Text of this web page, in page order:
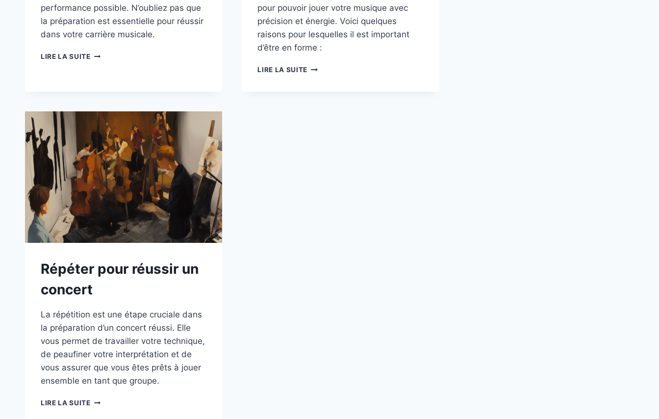
performance possible. N’oubliez pas que
la préparation est essentielle pour réussir
dans votre carrière musicale.
LIRE LA SUITELA
pour pouvoir jouer votre musique avec
précision et énergie. Voici quelques
raisons pour lesquelles il est important
d’être en forme :
LIRE LA SUITE NEUF
Répéter pour réussir un
concert
La répétition est une étape cruciale dans
la préparation d’un concert réussi. Elle
vous permet de travailler votre technique,
de peaufiner votre interprétation et de
vous assurer que vous êtes prêts à jouer
ensemble en tant que groupe.
LIRE LA SUITERÉPÉTER